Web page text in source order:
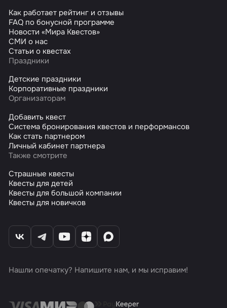
Как работает рейтинг и отзывы
FAQ по бонусной программе
Новости «Мира Квестов»
СМИ о нас
Статьи о квестах
Праздники
Детские праздники
Корпоративные праздники
Организаторам
Добавить квест
Система бронирования квестов и перформансов
Как стать партнером
Личный кабинет партнера
Также смотрите
Страшные квесты
Квесты для детей
Квесты для большой компании
Квесты для новичков
Нашли опечатку? Напишите нам, и мы исправим!